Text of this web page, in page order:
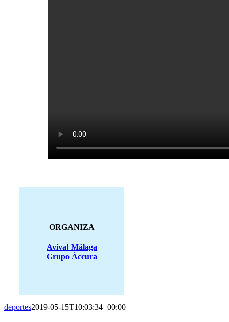
ORGANIZA
Aviva! Málaga
Grupo Áccura
deportes2019-05-15T10:03:34+00:00